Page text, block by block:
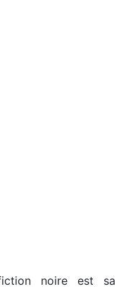
noire est sa